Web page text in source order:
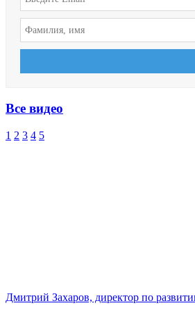
Все видео
1 2 3 4 5
Дмитрий Захаров, директор по